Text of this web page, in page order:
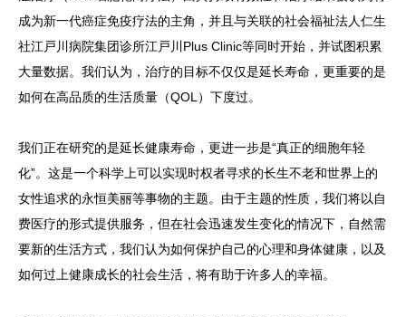
成为新一代癌症免疫疗法的主角，并且与关联的社会福祉法人仁生
社江戸川病院集团诊所江戸川Plus Clinic等同时开始，并试图积累
大量数据。我们认为，治疗的目标不仅仅是延长寿命，更重要的是
如何在高品质的生活质量（QOL）下度过。
我们正在研究的是延长健康寿命，更进一步是“真正的细胞年轻
化”。这是一个科学上可以实现时权者寻求的长生不老和世界上的
女性追求的永恒美丽等事物的主题。由于主题的性质，我们将以自
费医疗的形式提供服务，但在社会迅速发生变化的情况下，自然需
要新的生活方式，我们认为如何保护自己的心理和身体健康，以及
如何过上健康成长的社会生活，将有助于许多人的幸福。